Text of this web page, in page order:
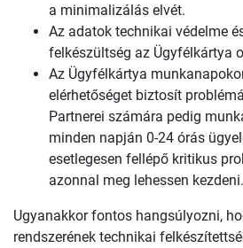
a minimalizálás elvét.
Az adatok technikai védelme
felkészültség az Ügyfélkártya
Az Ügyfélkártya
elérhetőséget biztosít
Partnerei számára pedig
minden napján 0-24 órás
esetlegesen fellépő kritikus
azonnal meg lehessen kezdeni.
Ugyanakkor fontos hangsúlyozni,
rendszerének technikai